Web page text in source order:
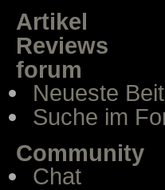
Artikel
Reviews
forum
Neueste
Suche im
Community
Chat